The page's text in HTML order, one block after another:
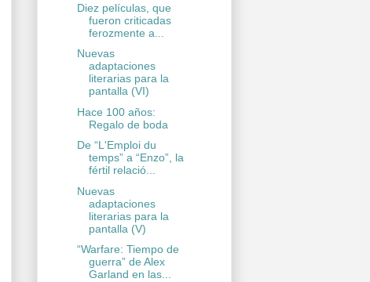
Diez películas, que
fueron criticadas
ferozmente a...
Nuevas
adaptaciones
literarias para la
pantalla (VI)
Hace 100 años:
Regalo de boda
De “L'Emploi du
temps” a “Enzo”, la
fértil relació...
Nuevas
adaptaciones
literarias para la
pantalla (V)
“Warfare: Tiempo de
guerra” de Alex
Garland en las...